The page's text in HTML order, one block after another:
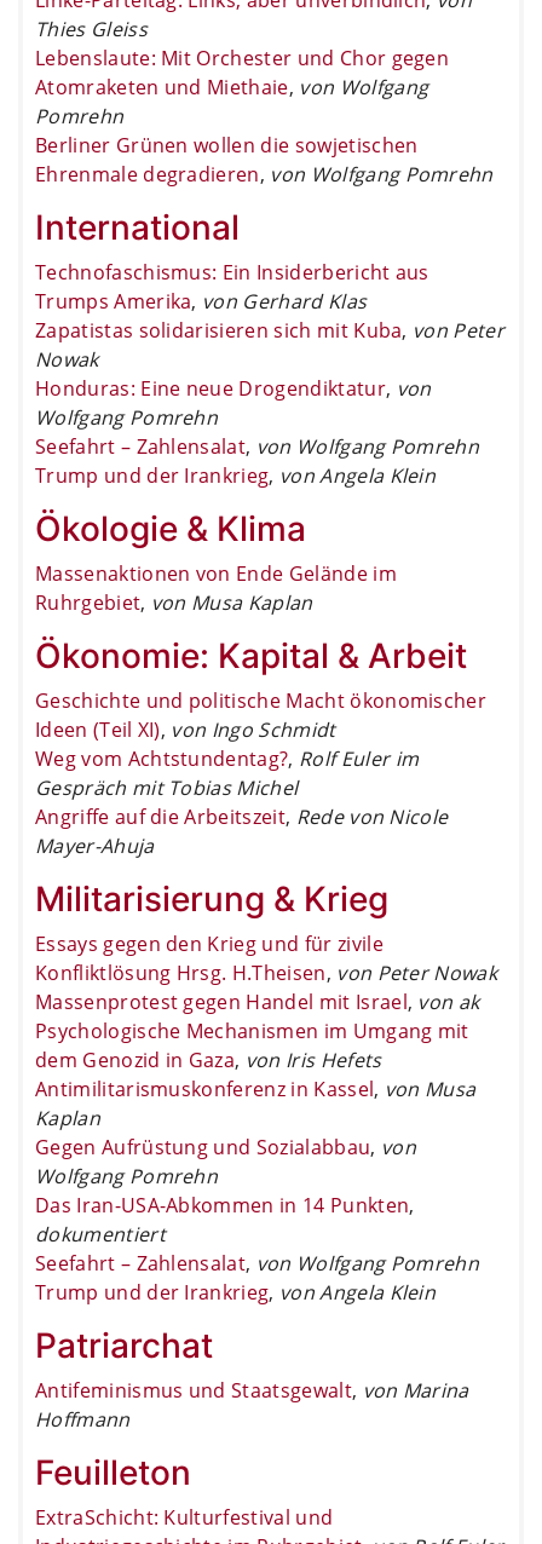
Thies Gleiss
Lebenslaute: Mit Orchester und Chor gegen
Atomraketen und Miethaie, von Wolfgang
Pomrehn
Berliner Grünen wollen die sowjetischen
Ehrenmale degradieren, von Wolfgang Pomrehn
International
Technofaschismus: Ein Insiderbericht aus
Trumps Amerika, von Gerhard Klas
Zapatistas solidarisieren sich mit Kuba, von Peter
Nowak
Honduras: Eine neue Drogendiktatur, von
Wolfgang Pomrehn
Seefahrt – Zahlensalat, von Wolfgang Pomrehn
Trump und der Irankrieg, von Angela Klein
Ökologie & Klima
Massenaktionen von Ende Gelände im
Ruhrgebiet, von Musa Kaplan
Ökonomie: Kapital & Arbeit
Geschichte und politische Macht ökonomischer
Ideen (Teil XI), von Ingo Schmidt
Weg vom Achtstundentag?, Rolf Euler im
Gespräch mit Tobias Michel
Angriffe auf die Arbeitszeit, Rede von Nicole
Mayer-Ahuja
Militarisierung & Krieg
Essays gegen den Krieg und für zivile
Konfliktlösung Hrsg. H.Theisen, von Peter Nowak
Massenprotest gegen Handel mit Israel, von ak
Psychologische Mechanismen im Umgang mit
dem Genozid in Gaza, von Iris Hefets
Antimilitarismuskonferenz in Kassel, von Musa
Kaplan
Gegen Aufrüstung und Sozialabbau, von
Wolfgang Pomrehn
Das Iran-USA-Abkommen in 14 Punkten,
dokumentiert
Seefahrt – Zahlensalat, von Wolfgang Pomrehn
Trump und der Irankrieg, von Angela Klein
Patriarchat
Antifeminismus und Staatsgewalt, von Marina
Hoffmann
Feuilleton
ExtraSchicht: Kulturfestival und